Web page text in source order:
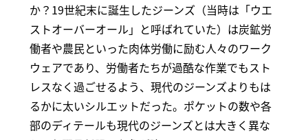
か？19世紀末に誕生したジーンズ（当時は「ウエ
ストオーバーオール」と呼ばれていた）は炭鉱労
働者や農民といった肉体労働に励む人々のワーク
ウェアであり、労働者たちが過酷な作業でもスト
レスなく過ごせるよう、現代のジーンズよりもは
るかに太いシルエットだった。ポケットの数や各
部のディテールも現代のジーンズとは大きく異な